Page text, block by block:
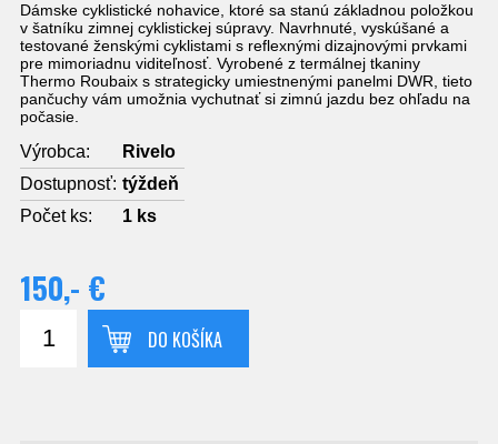
Dámske cyklistické nohavice, ktoré sa stanú základnou položkou
v šatníku zimnej cyklistickej súpravy. Navrhnuté, vyskúšané a
testované ženskými cyklistami s reflexnými dizajnovými prvkami
pre mimoriadnu viditeľnosť. Vyrobené z termálnej tkaniny
Thermo Roubaix s strategicky umiestnenými panelmi DWR, tieto
pančuchy vám umožnia vychutnať si zimnú jazdu bez ohľadu na
počasie.
Výrobca:
Rivelo
Dostupnosť: týždeň
Počet ks:
1 ks
150,- €
DO KOŠÍKA